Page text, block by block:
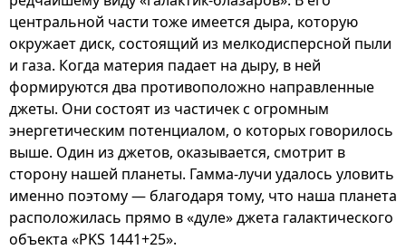
центральной части тоже имеется дыра, которую
окружает диск, состоящий из мелкодисперсной пыли
и газа. Когда материя падает на дыру, в ней
формируются два противоположно направленные
джеты. Они состоят из частичек с огромным
энергетическим потенциалом, о которых говорилось
выше. Один из джетов, оказывается, смотрит в
сторону нашей планеты. Гамма-лучи удалось уловить
именно поэтому — благодаря тому, что наша планета
расположилась прямо в «дуле» джета галактического
объекта «PKS 1441+25».